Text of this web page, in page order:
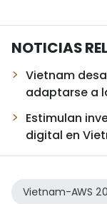
NOTICIAS
Vietnam
adaptarse a
Estimulan
digital en
Vietnam-AWS